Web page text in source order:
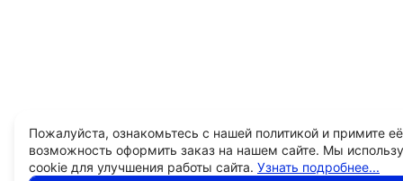
Пожалуйста, ознакомьтесь с нашей политикой и примите
возможность оформить заказ на нашем сайте. Мы
cookie для улучшения работы сайта. Узнать подробнее...